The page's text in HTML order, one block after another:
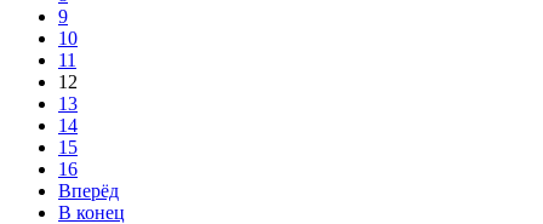
9
10
11
12
13
14
15
16
Вперёд
В конец